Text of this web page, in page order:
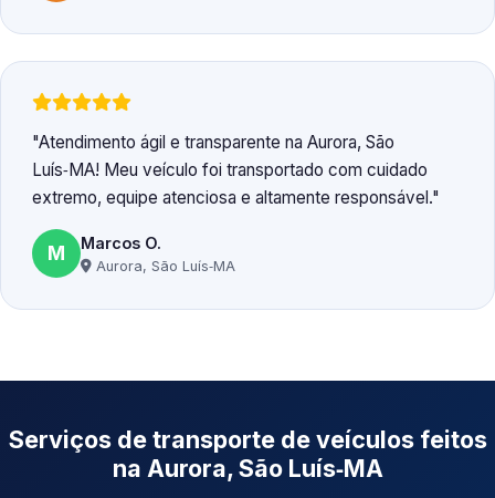
Atendimento ágil e transparente na Aurora, São
Luís‑MA! Meu veículo foi transportado com cuidado
extremo, equipe atenciosa e altamente responsável.
M Marcos O.
Aurora, São Luís‑MA
Serviços de transporte de veículos feitos
na Aurora, São Luís‑MA